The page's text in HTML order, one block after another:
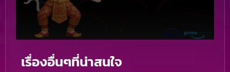
เรื่องอื่นๆที่น่าสนใจ